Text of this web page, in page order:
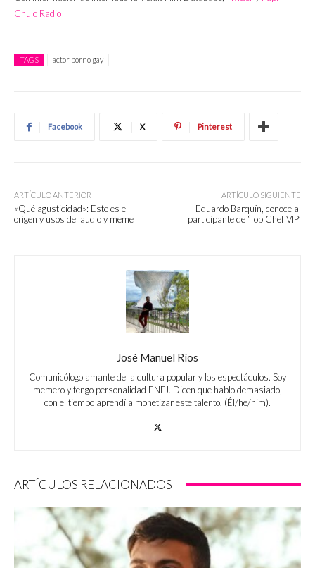
Chulo Radio
TAGS actor porno gay
Facebook X Pinterest
ARTÍCULO ANTERIOR
«Qué agusticidad»: Este es el
origen y usos del audio y meme
ARTÍCULO SIGUIENTE
Eduardo Barquín, conoce al
participante de ‘Top Chef VIP’
José Manuel Ríos
Comunicólogo amante de la cultura popular y los espectáculos. Soy
memero y tengo personalidad ENFJ. Dicen que hablo demasiado,
con el tiempo aprendí a monetizar este talento. (Él/he/him).
ARTÍCULOS RELACIONADOS